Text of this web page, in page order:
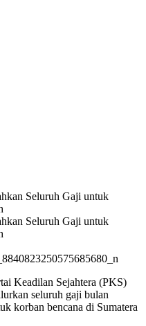
Seluruh Gaji untuk
Seluruh Gaji untuk
Keadilan Sejahtera (PKS)
seluruh gaji bulan
korban bencana di Sumatera